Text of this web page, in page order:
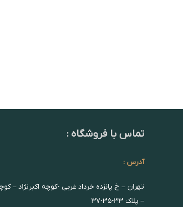
تماس با فروشگاه :
آدرس :
تهران – خ پانزده خرداد غربی -کوچه اکبرنژاد –
– پلاک ۳۳-۳۵-۳۷